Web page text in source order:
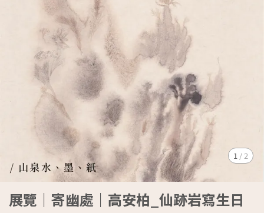
1 / 2
展覽｜寄幽處｜高安柏_仙跡岩寫生日